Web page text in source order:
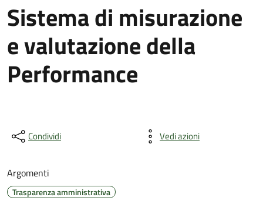
Sistema di misurazione
e valutazione della
Performance
Condividi Vedi azioni
Argomenti
Trasparenza amministrativa